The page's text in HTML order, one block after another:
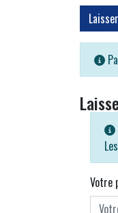
Votre